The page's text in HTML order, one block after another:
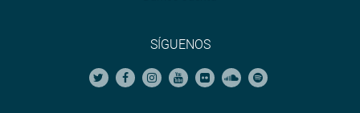
SÍGUENOS